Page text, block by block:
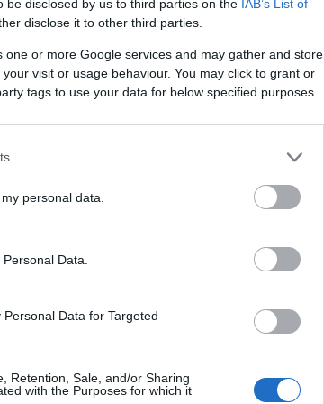
be disclosed by us to third parties on the IAB’s List of
disclose it to other third parties.
one or more Google services and may gather and store
visit or usage behaviour. You may click to grant or
tags to use your data for below specified purposes
personal data.
Data.
Data for Targeted
Retention, Sale, and/or Sharing
with the Purposes for which it
sospese le lezioni in 2
Loiri
del plesso di Loiri. A seguito
con un genitore
16 SETTEMBRE 2020
per personale e
di Loiri
Via ai test sierologici
delle scuole di Loiri